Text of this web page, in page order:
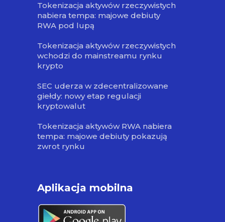
Tokenizacja aktywów rzeczywistych
nabiera tempa: majowe debiuty
RWA pod lupą
Tokenizacja aktywów rzeczywistych
wchodzi do mainstreamu rynku
krypto
SEC uderza w zdecentralizowane
giełdy: nowy etap regulacji
kryptowalut
Tokenizacja aktywów RWA nabiera
tempa: majowe debiuty pokazują
zwrot rynku
Aplikacja mobilna